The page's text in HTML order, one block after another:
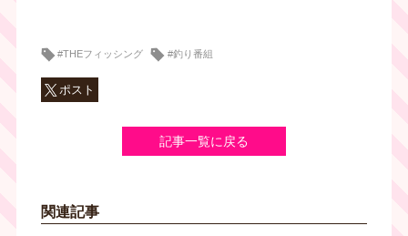
#THEフィッシング #釣り番組
ポスト
記事一覧に戻る
関連記事